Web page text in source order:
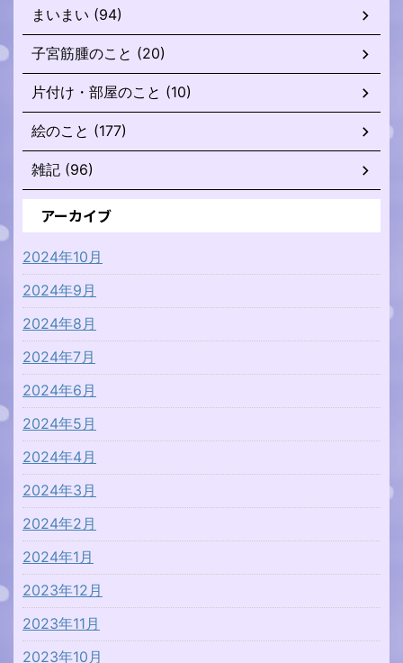
まいまい (94)
子宮筋腫のこと (20)
片付け・部屋のこと (10)
絵のこと (177)
雑記 (96)
アーカイブ
2024年10月
2024年9月
2024年8月
2024年7月
2024年6月
2024年5月
2024年4月
2024年3月
2024年2月
2024年1月
2023年12月
2023年11月
2023年10月